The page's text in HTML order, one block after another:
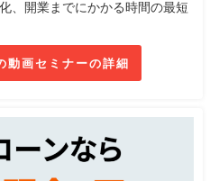
、開業までにかかる時間の最短
動画セミナーの詳細